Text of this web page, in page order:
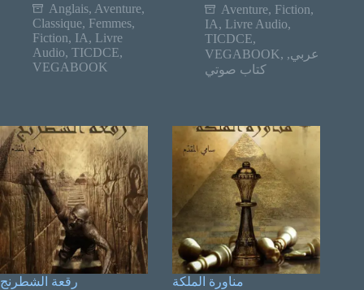
Anglais, Aventure,
Classique, Femmes,
Fiction, IA, Livre
Audio, TICDCE,
VEGABOOK
Aventure, Fiction,
IA, Livre Audio,
TICDCE,
VEGABOOK, عربي,
كتاب صوتي
رقعة الشطرنج مناورة الملكة